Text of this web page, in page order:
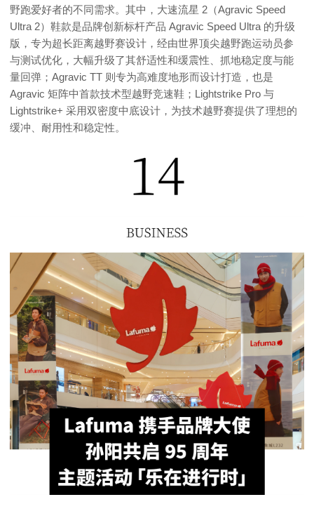
野跑爱好者的不同需求。其中，大速流星 2（Agravic Speed
Ultra 2）鞋款是品牌创新标杆产品 Agravic Speed Ultra 的升级
版，专为超长距离越野赛设计，经由世界顶尖越野跑运动员参
与测试优化，大幅升级了其舒适性和缓震性、抓地稳定度与能
量回弹；Agravic TT 则专为高难度地形而设计打造，也是
Agravic 矩阵中首款技术型越野竞速鞋；Lightstrike Pro 与
Lightstrike+ 采用双密度中底设计，为技术越野赛提供了理想的
缓冲、耐用性和稳定性。